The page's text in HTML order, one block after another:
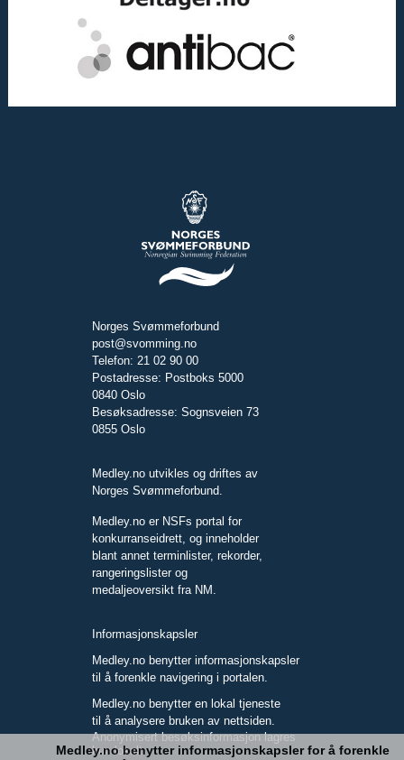
Norges Svømmeforbund
post@svomming.no
Telefon: 21 02 90 00
Postadresse: Postboks 5000
0840 Oslo
Besøksadresse: Sognsveien 73
0855 Oslo
Medley.no utvikles og driftes av
Norges Svømmeforbund.
Medley.no er NSFs portal for
konkurranseidrett, og inneholder
blant annet terminlister, rekorder,
rangeringslister og
medaljeoversikt fra NM.
Informasjonskapsler
Medley.no benytter informasjonskapsler
til å forenkle navigering i portalen.
Medley.no benytter en lokal tjeneste
til å analysere bruken av nettsiden.
Anonymisert besøksinformasjon lagres
kun lokalt.
Medley.no benytter informasjonskapsler for å forenkle